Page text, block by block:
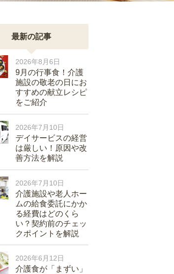
最新の記事
2026年8月6日
9月の行事食！介護
施設の敬老の日にお
すすめの献立レシピ
をご紹介
2026年7月10日
デイサービスの経営
は厳しい！原因や改
善方法を解説
2026年7月10日
介護施設や老人ホー
ムの給食委託にかか
る経費はどのくら
い？契約前のチェッ
クポイントを解説
2026年6月12日
介護食が「まずい」